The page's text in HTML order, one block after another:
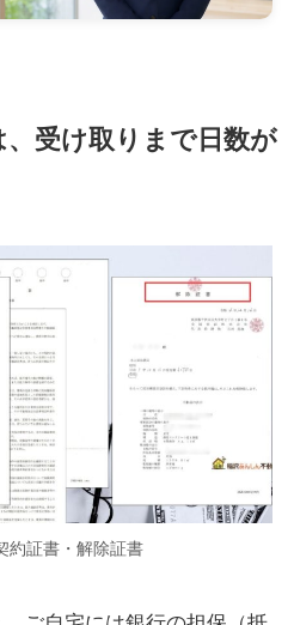
受け取りまで日数が
約証書・解除証書